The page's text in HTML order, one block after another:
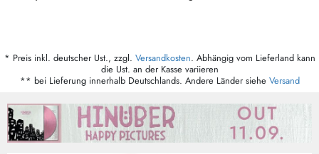
* Preis inkl. deutscher Ust., zzgl. Versandkosten. Abhängig vom Lieferland kann
die Ust. an der Kasse variieren
** bei Lieferung innerhalb Deutschlands. Andere Länder siehe Versand